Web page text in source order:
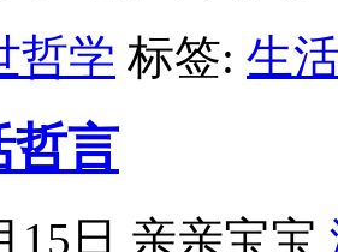
哲学 标签: 生
哲言
15日 亲亲宝宝